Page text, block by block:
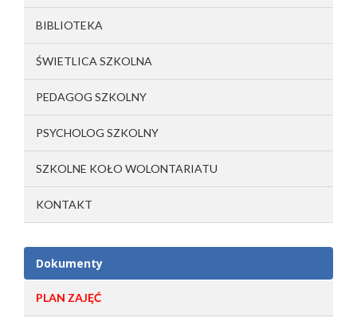
BIBLIOTEKA
ŚWIETLICA SZKOLNA
PEDAGOG SZKOLNY
PSYCHOLOG SZKOLNY
SZKOLNE KOŁO WOLONTARIATU
KONTAKT
Dokumenty
PLAN ZAJĘĆ